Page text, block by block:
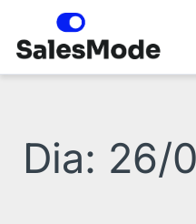
para
Dia: 26/